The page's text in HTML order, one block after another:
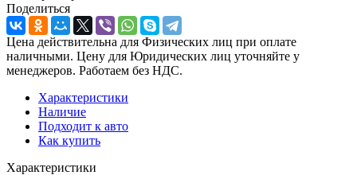
Поделиться
Цена действительна для Физических лиц при оплате
наличными. Цену для Юридических лиц уточняйте у
менеджеров. Работаем без НДС.
Характеристики
Наличие
Подходит к авто
Как купить
Характеристики